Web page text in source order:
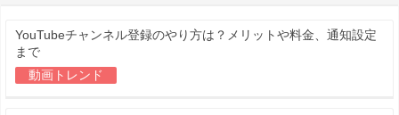
YouTubeチャンネル登録のやり方は？メリットや料金、通知設定
まで
動画トレンド